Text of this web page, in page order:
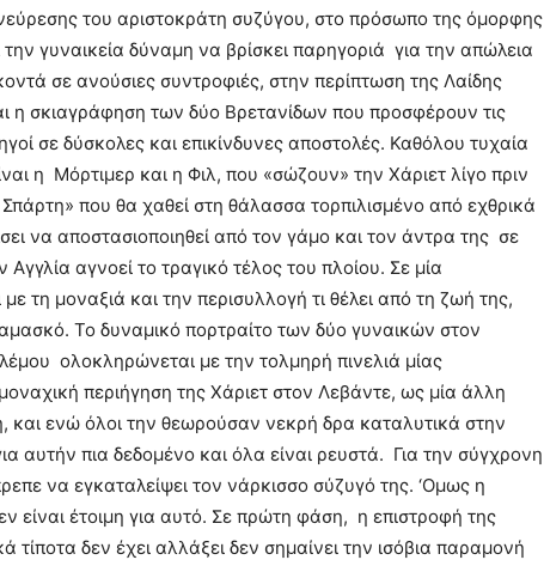
του αριστοκράτη συζύγου, στο πρόσωπο της όμορφης
γυναικεία δύναμη να βρίσκει παρηγοριά για την απώλεια
σε ανούσιες συντροφιές, στην περίπτωση της Λαίδης
η σκιαγράφηση των δύο Βρετανίδων που προσφέρουν τις
σε δύσκολες και επικίνδυνες αποστολές. Καθόλου τυχαία
η Μόρτιμερ και η Φιλ, που «σώζουν» την Χάριετ λίγο πριν
Σπάρτη» που θα χαθεί στη θάλασσα τορπιλισμένο από εχθρικά
να αποστασιοποιηθεί από τον γάμο και τον άντρα της σε
Αγγλία αγνοεί το τραγικό τέλος του πλοίου. Σε μία
τη μοναξιά και την περισυλλογή τι θέλει από τη ζωή της,
Το δυναμικό πορτραίτο των δύο γυναικών στον
ολοκληρώνεται με την τολμηρή πινελιά μίας
περιήγηση της Χάριετ στον Λεβάντε, ως μία άλλη
ενώ όλοι την θεωρούσαν νεκρή δρα καταλυτικά στην
αυτήν πια δεδομένο και όλα είναι ρευστά. Για την σύγχρονη
να εγκαταλείψει τον νάρκισσο σύζυγό της. ‘Ομως η
είναι έτοιμη για αυτό. Σε πρώτη φάση, η επιστροφή της
τίποτα δεν έχει αλλάξει δεν σημαίνει την ισόβια παραμονή